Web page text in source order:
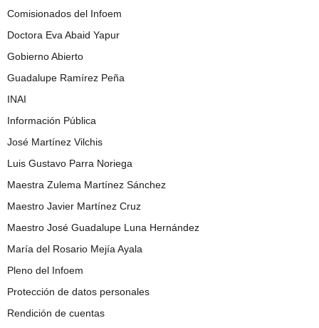
Comisionados del Infoem
Doctora Eva Abaid Yapur
Gobierno Abierto
Guadalupe Ramírez Peña
INAI
Información Pública
José Martínez Vilchis
Luis Gustavo Parra Noriega
Maestra Zulema Martínez Sánchez
Maestro Javier Martínez Cruz
Maestro José Guadalupe Luna Hernández
María del Rosario Mejía Ayala
Pleno del Infoem
Protección de datos personales
Rendición de cuentas